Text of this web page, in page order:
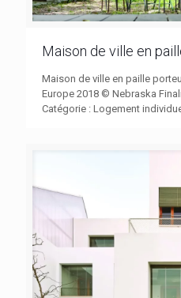
Maison de ville en
Maison de ville en paille
Europe 2018 © Nebraska
Catégorie : Logement